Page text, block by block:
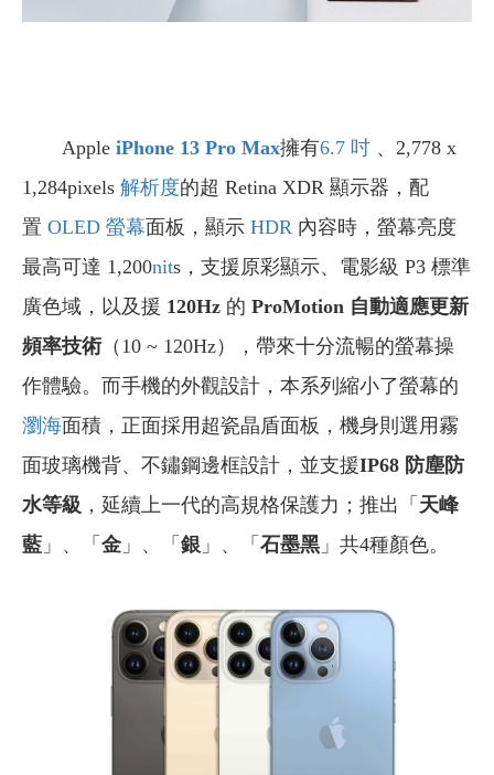
Apple iPhone 13 Pro Max擁有6.7 吋 、2,778 x
1,284pixels 解析度的超 Retina XDR 顯示器，配
置 OLED 螢幕面板，顯示 HDR 內容時，螢幕亮度
最高可達 1,200nits，支援原彩顯示、電影級 P3 標準
廣色域，以及援 120Hz 的 ProMotion 自動適應更新
頻率技術（10 ~ 120Hz），帶來十分流暢的螢幕操
作體驗。而手機的外觀設計，本系列縮小了螢幕的
瀏海面積，正面採用超瓷晶盾面板，機身則選用霧
面玻璃機背、不鏽鋼邊框設計，並支援IP68 防塵防
水等級 ，延續上一代的高規格保護力；推出「 天峰
藍 」、「 金 」、「 銀 」、「 石墨黑 」共4種顏色。